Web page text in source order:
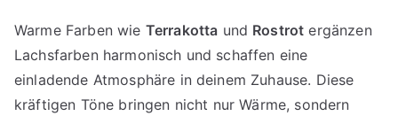
Warme Farben wie Terrakotta und Rostrot ergänzen
Lachsfarben harmonisch und schaffen eine
einladende Atmosphäre in deinem Zuhause. Diese
kräftigen Töne bringen nicht nur Wärme, sondern